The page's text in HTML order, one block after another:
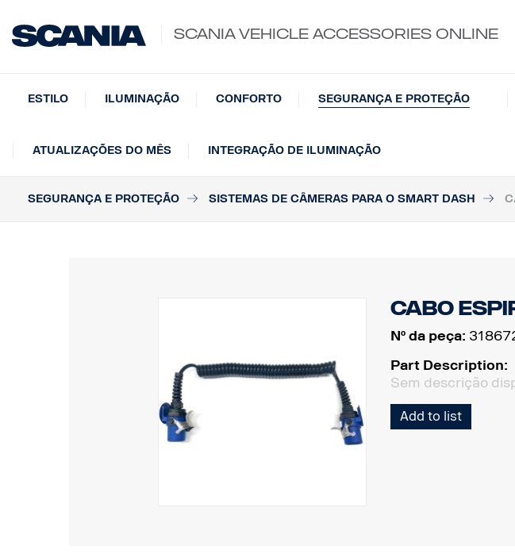
SCANIA VEHICLE ACCESSORIES ONLINE
ESTILO ILUMINAÇÃO CONFORTO SEGURANÇA E PROTEÇÃO
ATUALIZAÇÕES DO MÊS INTEGRAÇÃO DE ILUMINAÇÃO
SEGURANÇA E PROTEÇÃO SISTEMAS DE CÂMERAS PARA O SMART DASH
Cabo
Nº da peça:
Part Description:
Sem descrição
Add to list